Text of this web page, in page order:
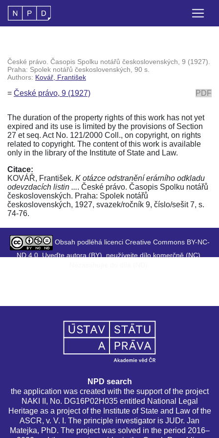
České právo. Časopis Spolku notářů československých, 9 (1927).
Praha: Spolek notářů československých, 90 s.
Authors: Kovář, František
= České právo, 9 (1927) PDF
The duration of the property rights of this work has not yet
expired and its use is limited by the provisions of Section
27 et seq. Act No. 121/2000 Coll., on copyright, on rights
related to copyright. The content of this work is available
only in the library of the Institute of State and Law.
Citace:
KOVÁŘ, František. K otázce odstranění erárního odkladu
odevzdacích listin .... České právo. Časopis Spolku notářů
československých. Praha: Spolek notářů
československých, 1927, svazek/ročník 9, číslo/sešit 7, s.
74-76.
Obsah podléhá licenci Creative Commons BY-NC-
ND 4.0. Uveďte autora (BY), neužívejte dílo komerčně (NC),
NPD search
the application was created with the support of the project
NAKI II, No. DG16P02H035 entitled National Legal
Heritage as a project of the Institute of State and Law of the
ASCR, v. V. I. The principle investigator is JUDr. Jan
Matejka, PhD. The project was solved in the period 2016–